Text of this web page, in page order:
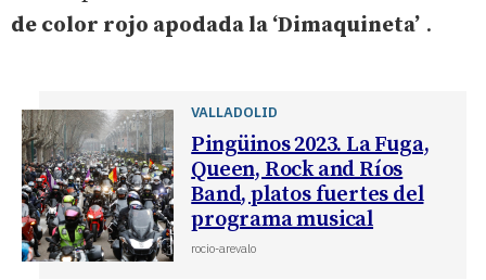
de color rojo apodada la ‘Dimaquineta’ .
VALLADOLID
Pingüinos 2023. La Fuga,
Queen, Rock and Ríos
Band, platos fuertes del
programa musical
rocio-arevalo